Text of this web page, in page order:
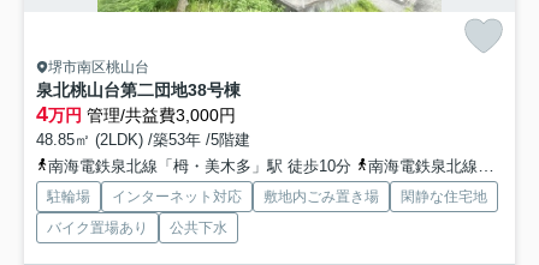
堺市南区桃山台
泉北桃山台第二団地38号棟
4万円 管理/共益費3,000円
48.85㎡ (2LDK) /築53年 /5階建
南海電鉄泉北線「栂・美木多」駅 徒歩10分
南海電鉄泉北線「泉ケ丘」駅 徒歩30分
駐輪場 インターネット対応 敷地内ごみ置き場
閑静な住宅地
バイク置場あり
公共下水